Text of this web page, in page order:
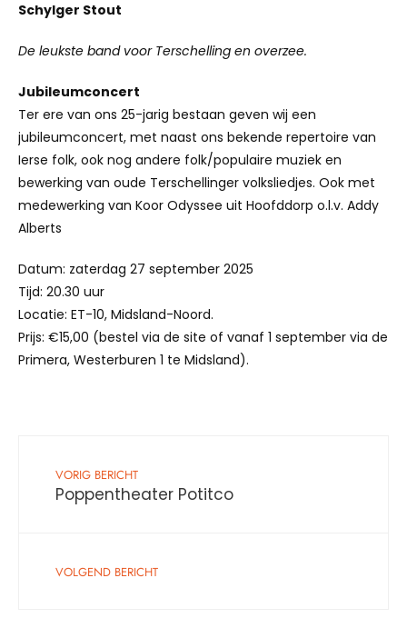
Schylger Stout
De leukste band voor Terschelling en overzee.
Jubileumconcert
Ter ere van ons 25-jarig bestaan geven wij een
jubileumconcert, met naast ons bekende repertoire van
Ierse folk, ook nog andere folk/populaire muziek en
bewerking van oude Terschellinger volksliedjes. Ook met
medewerking van Koor Odyssee uit Hoofddorp o.l.v. Addy
Alberts
Datum: zaterdag 27 september 2025
Tijd: 20.30 uur
Locatie: ET-10, Midsland-Noord.
Prijs: €15,00 (bestel via de site of vanaf 1 september via de
Primera, Westerburen 1 te Midsland).
VORIG BERICHT
Poppentheater Potitco
VOLGEND BERICHT